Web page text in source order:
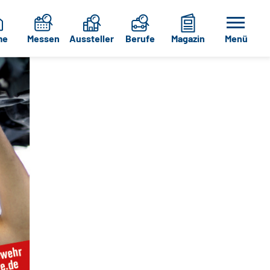
Messen Aussteller Berufe Magazin Menü